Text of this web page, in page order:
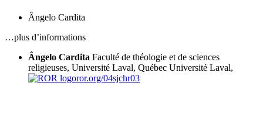
Ângelo Cardita
…plus d’informations
Ângelo Cardita Faculté de théologie et de sciences
religieuses, Université Laval, Québec Université Laval,
ror.org/04sjchr03